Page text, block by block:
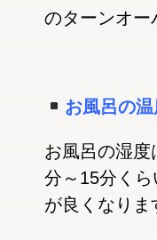
のターンオー
お風呂の
お風呂の湿度
分～15分く
が良くなりま